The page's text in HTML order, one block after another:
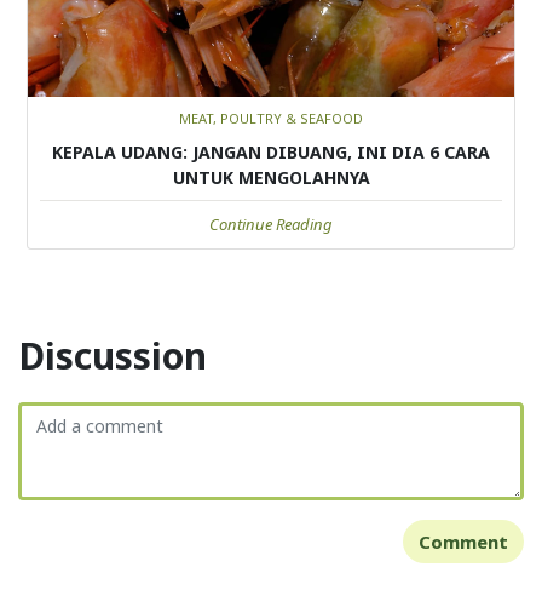
MEAT, POULTRY & SEAFOOD
KEPALA UDANG: JANGAN DIBUANG, INI DIA 6 CARA
UNTUK MENGOLAHNYA
Continue Reading
Discussion
Comment